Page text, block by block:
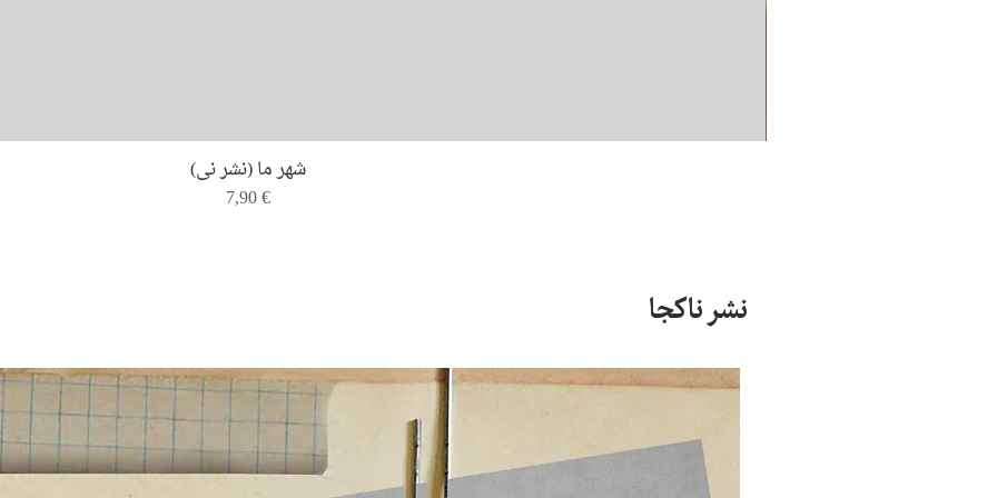
Quick View
شهر ما (نشر نی)
Price
7,90 €
نشر ناکجا